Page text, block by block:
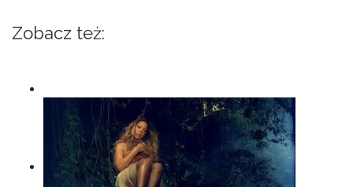
Zobacz też: